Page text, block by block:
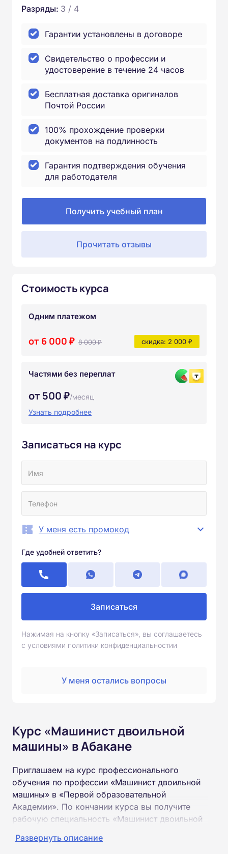
Разряды: 3 / 4
Гарантии установлены в договоре
Свидетельство о профессии и
удостоверение в течение 24 часов
Бесплатная доставка оригиналов
Почтой России
100% прохождение проверки
документов на подлинность
Гарантия подтверждения обучения
для работодателя
Получить учебный план
Прочитать отзывы
Стоимость курса
Одним платежом
от 6 000 ₽ 8 000 ₽ скидка: 2 000 ₽
Частями без переплат
от 500 ₽/месяц
Узнать подробнее
Записаться на курс
У меня есть промокод
Где удобней ответить?
Записаться
Нажимая на кнопку «Записаться», вы соглашаетесь
с условиями политики конфиденциальностии
У меня остались вопросы
Курс «Машинист двоильной
машины» в Абакане
Приглашаем на курс профессионального
обучения по профессии «Машинист двоильной
машины» в «Первой образовательной
Академии». По кончании курса вы получите
рабочую специальность «Машинист двоильной
Развернуть описание